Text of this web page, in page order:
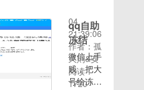
违规操
作，被暂
时冻结。
难道是我
QQ钱包
里的0.5
间
QQ算是
我们
80、90
后的回
qq自助
冻结
微信上手
贱，把大
号给冻
04
21:39:06
作者：孤*
久則&安
阅读：
1720